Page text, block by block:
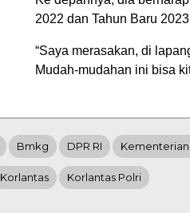
2022 dan Tahun Baru
“Saya merasakan, di
Mudah-mudahan ini bisa
Bmkg DPR RI
Korlantas Korlantas Polri